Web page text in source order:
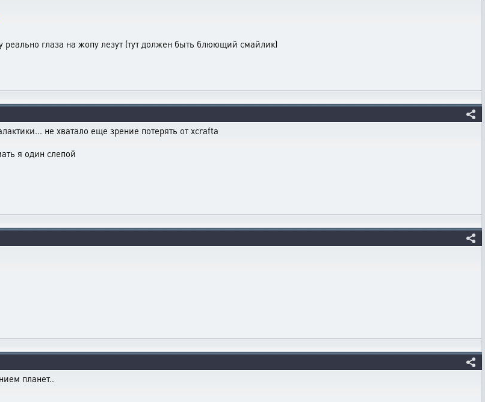
реально глаза на жопу лезут (тут должен быть блюющий смайлик)
не хватало еще зрение потерять от xcraftа
я один слепой
планет..